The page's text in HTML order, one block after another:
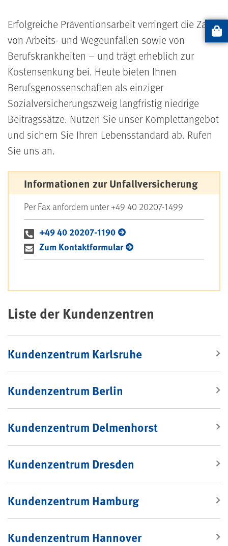
Erfolgreiche Präventionsarbeit verringert die Zahl
von Arbeits- und Wegeunfällen sowie von
Berufskrankheiten – und trägt erheblich zur
Kostensenkung bei. Heute bieten Ihnen
Berufsgenossenschaften als einziger
Sozialversicherungszweig langfristig niedrige
Beitragssätze. Nutzen Sie unser Komplettangebot
und sichern Sie Ihren Lebensstandard ab. Rufen
Sie uns an.
Informationen zur Unfallversicherung
Per Fax anfordern unter +49 40 20207-1499
+49 40 20207-1190
Zum Kontaktformular
Liste der Kundenzentren
Kundenzentrum Karlsruhe
Kundenzentrum Berlin
Kundenzentrum Delmenhorst
Kundenzentrum Dresden
Kundenzentrum Hamburg
Kundenzentrum Hannover
Artikel